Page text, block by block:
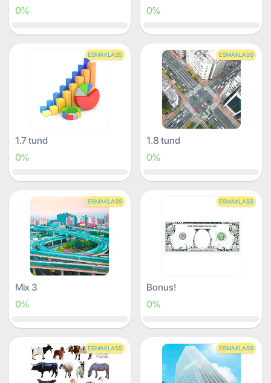
0%
0%
ESMAKLASS
1.7 tund
0%
ESMAKLASS
1.8 tund
0%
ESMAKLASS
Mix 3
0%
ESMAKLASS
Bonus!
0%
ESMAKLASS ESMAKLASS